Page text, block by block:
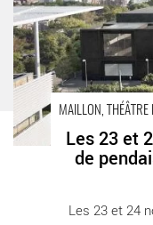
MAILLON, THÉÂTRE
Les 23 et
de